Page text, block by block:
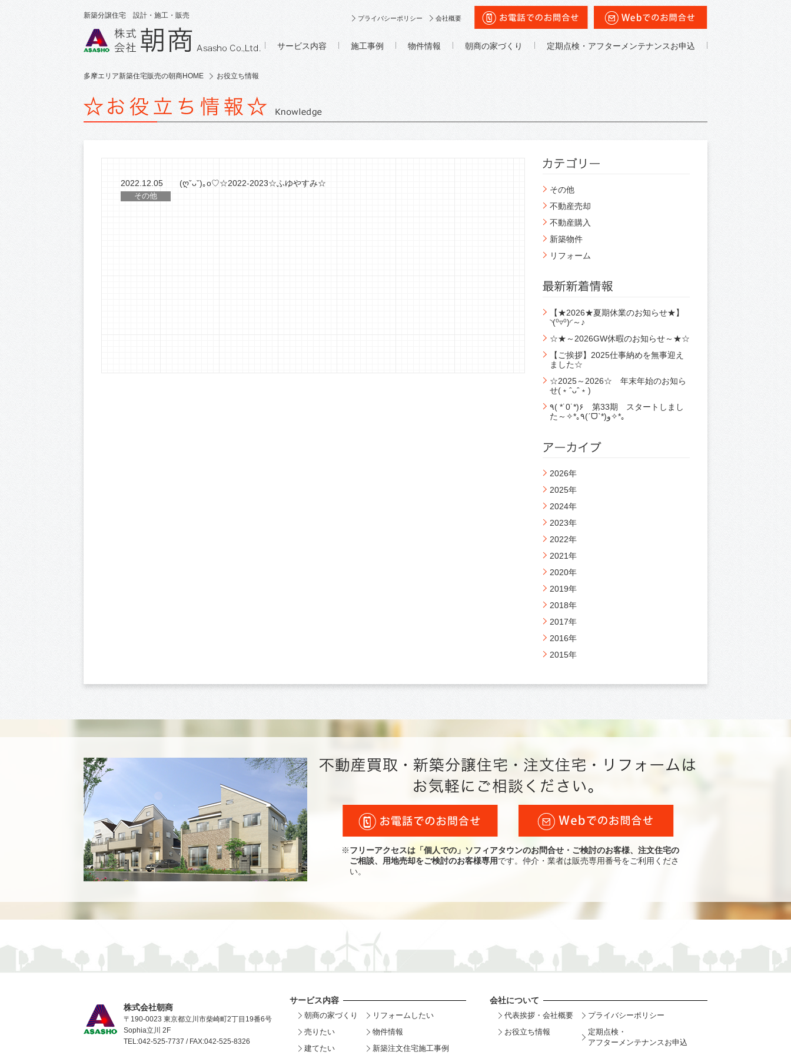
新築分譲住宅 設計・施工・販売 プライバシーポリシー 会社概要
サービス内容 施工事例 物件情報 朝商の家づくり 定期点検・アフターメンテナンスお申込
多摩エリア新築住宅販売の朝商HOME お役立ち情報
2022.12.05
その他
(ღˇᴗˇ)｡o♡☆2022-2023☆ふゆやすみ☆
その他
不動産売却
不動産購入
新築物件
リフォーム
【★2026★夏期休業のお知らせ★】
◝(⁰▿⁰)◜～♪
☆★～2026GW休暇のお知らせ～★☆
【ご挨拶】2025仕事納めを無事迎え
ました☆
☆2025～2026☆ 年末年始のお知ら
せ(﹡ˆᴗˆ﹡)
٩( *˙0˙*)۶ 第33期 スタートしまし
た～✧*｡٩(ˊᗜˋ*)و✧*｡
2026年
2025年
2024年
2023年
2022年
2021年
2020年
2019年
2018年
2017年
2016年
2015年
※フリーアクセスは「個人での」ソフィアタウンのお問合せ・ご検討のお客様、注文住宅の
ご相談、用地売却をご検討のお客様専用です。仲介・業者は販売専用番号をご利用くださ
い。
株式会社朝商
〒190-0023 東京都立川市柴崎町2丁目19番6号
Sophia立川 2F
TEL:042-525-7737 / FAX:042-525-8326
サービス内容
朝商の家づくり
売りたい
建てたい
リフォームしたい
物件情報
新築注文住宅施工事例
会社について
代表挨拶・会社概要
お役立ち情報
プライバシーポリシー
定期点検・
アフターメンテナンスお申込